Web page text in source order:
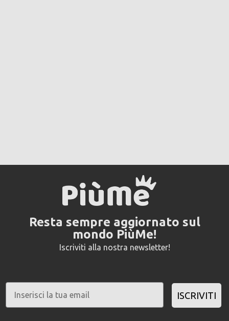
Resta sempre aggiornato sul
mondo PiùMe!
Iscriviti alla nostra newsletter!
ISCRIVITI